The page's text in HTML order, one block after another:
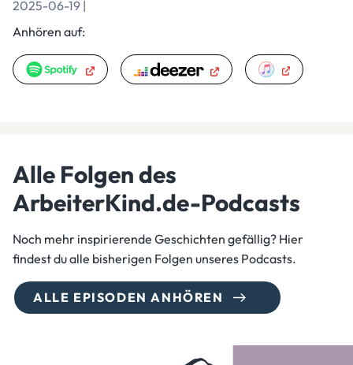
2025-06-19 |
Anhören auf:
Alle Folgen des
ArbeiterKind.de-Podcasts
Noch mehr inspirierende Geschichten gefällig? Hier
findest du alle bisherigen Folgen unseres Podcasts.
ALLE EPISODEN ANHÖREN